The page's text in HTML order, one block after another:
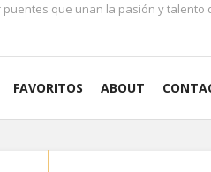
que unan la pasión y
FAVORITOS ABOUT